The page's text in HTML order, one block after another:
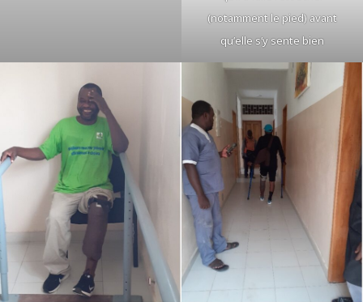
(notamment le pied) avant
qu’elle s’y sente bien